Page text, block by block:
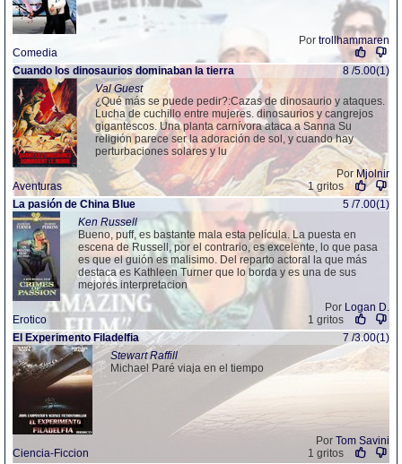
Por trollhammaren
Comedia
Cuando los dinosaurios dominaban la tierra
8 /5.00(1)
Val Guest
¿Qué más se puede pedir?:Cazas de dinosaurio y ataques.
Lucha de cuchillo entre mujeres. dinosaurios y cangrejos
gigantescos. Una planta carnívora ataca a Sanna Su
religión parece ser la adoración de sol, y cuando hay
perturbaciones solares y lu
Por Mjolnir
Aventuras
1 gritos
La pasión de China Blue
5 /7.00(1)
Ken Russell
Bueno, puff, es bastante mala esta película. La puesta en
escena de Russell, por el contrario, es excelente, lo que pasa
es que el guión es malisimo. Del reparto actoral la que más
destaca es Kathleen Turner que lo borda y es una de sus
mejores interpretacion
Por Logan D.
Erotico
1 gritos
El Experimento Filadelfia
7 /3.00(1)
Stewart Raffill
Michael Paré viaja en el tiempo
Por Tom Savini
Ciencia-Ficcion
1 gritos